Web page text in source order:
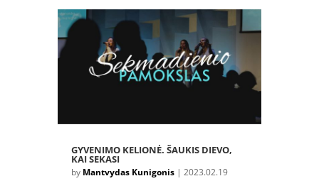
GYVENIMO KELIONĖ. ŠAUKIS DIEVO,
KAI SEKASI
by Mantvydas Kunigonis| 2023.02.19